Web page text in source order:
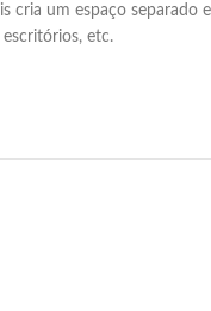
cria um espaço separado
etc.